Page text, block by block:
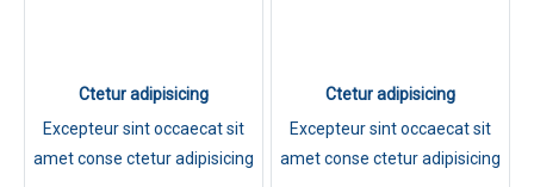
Ctetur adipisicing
Excepteur sint occaecat sit
amet conse ctetur adipisicing
Ctetur adipisicing
Excepteur sint occaecat sit
amet conse ctetur adipisicing